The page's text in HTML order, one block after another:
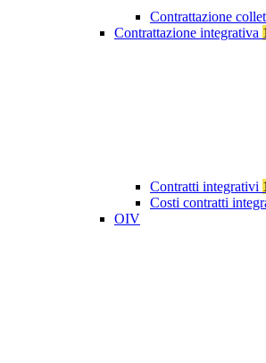
Contrattazione
Contrattazione integrativa
Contratti integrativi
Costi contratti
OIV